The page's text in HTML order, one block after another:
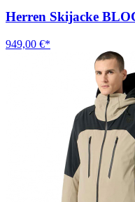
Herren Skijacke
949,00 €*